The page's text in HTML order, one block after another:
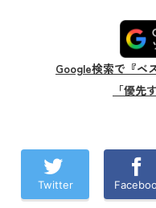
Google検索で『ベ
「優先
Twitter